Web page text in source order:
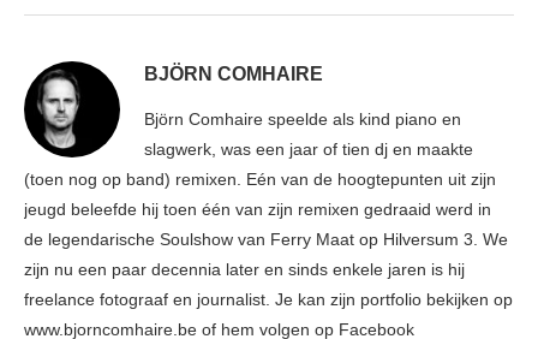
BJÖRN COMHAIRE
Björn Comhaire speelde als kind piano en
slagwerk, was een jaar of tien dj en maakte
(toen nog op band) remixen. Eén van de hoogtepunten uit zijn
jeugd beleefde hij toen één van zijn remixen gedraaid werd in
de legendarische Soulshow van Ferry Maat op Hilversum 3. We
zijn nu een paar decennia later en sinds enkele jaren is hij
freelance fotograaf en journalist. Je kan zijn portfolio bekijken op
www.bjorncomhaire.be of hem volgen op Facebook